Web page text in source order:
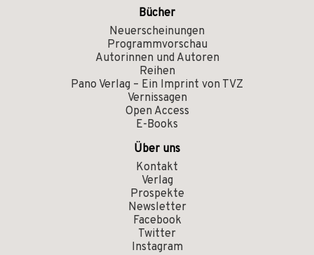
Bücher
Neuerscheinungen
Programmvorschau
Autorinnen und Autoren
Reihen
Pano Verlag – Ein Imprint von TVZ
Vernissagen
Open Access
E-Books
Über uns
Kontakt
Verlag
Prospekte
Newsletter
Facebook
Twitter
Instagram